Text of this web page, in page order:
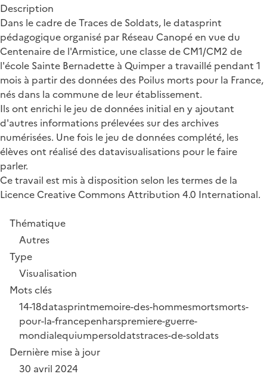
Description
Dans le cadre de Traces de Soldats, le datasprint
pédagogique organisé par Réseau Canopé en vue du
Centenaire de l'Armistice, une classe de CM1/CM2 de
l'école Sainte Bernadette à Quimper a travaillé pendant 1
mois à partir des données des Poilus morts pour la France,
nés dans la commune de leur établissement.
Ils ont enrichi le jeu de données initial en y ajoutant
d'autres informations prélevées sur des archives
numérisées. Une fois le jeu de données complété, les
élèves ont réalisé des datavisualisations pour le faire
parler.
Ce travail est mis à disposition selon les termes de la
Licence Creative Commons Attribution 4.0 International.
Thématique
Autres
Type
Visualisation
Mots clés
14-18datasprintmemoire-des-hommesmortsmorts-
pour-la-francepenharspremiere-guerre-
mondialequiumpersoldatstraces-de-soldats
Dernière mise à jour
30 avril 2024